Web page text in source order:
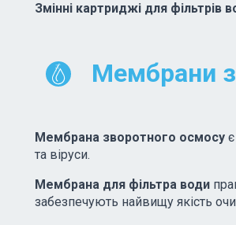
Змінні картриджі для фільтрів
Мембрани
Мембрана зворотного осмосу
та віруси.
Мембрана для фільтра води
забезпечують найвищу якість